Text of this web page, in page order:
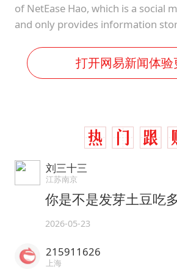
of NetEase Hao, which is a social
and only provides information
打开网易新闻体验
刘三十三
江苏南京
你是不是发芽土豆吃
2026-05-23
215911626
上海